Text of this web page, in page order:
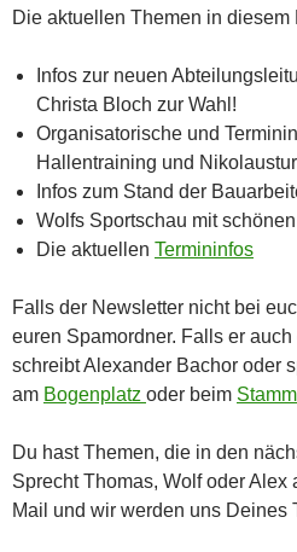
Die aktuellen Themen in diesem
Infos zur neuen
Christa Bloch zur Wahl!
Organisatorische und
Hallentraining und
Infos zum Stand der
Wolfs Sportschau mit
Die aktuellen Termininfos
Falls der Newsletter nicht bei
euren Spamordner. Falls er
schreibt Alexander Bachor oder
am Bogenplatz oder beim
Du hast Themen, die in den
Sprecht Thomas, Wolf oder Alex
Mail und wir werden uns Deines